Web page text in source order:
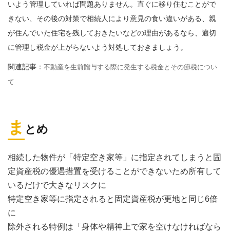
いよう管理していれば問題ありません。直ぐに移り住むことがで
きない、その後の対策で相続人により意見の食い違いがある、親
が住んでいた住宅を残しておきたいなどの理由があるなら、適切
に管理し税金が上がらないよう対処しておきましょう。
関連記事： 不動産を生前贈与する際に発生する税金とその節税につい
て
ま とめ
相続した物件が「特定空き家等」に指定されてしまうと固
定資産税の優遇措置を受けることができないため所有して
いるだけで大きなリスクに
特定空き家等に指定されると固定資産税が更地と同じ6倍
に
除外される特例は「身体や精神上で家を空けなければなら